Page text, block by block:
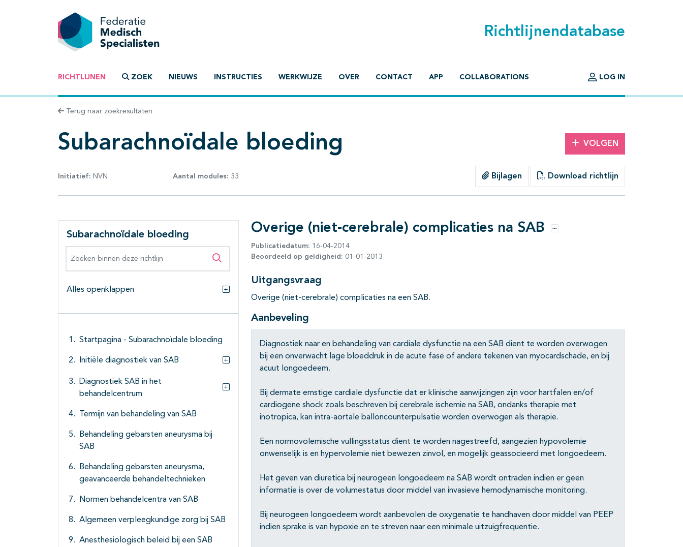
Richtlijnendatabase
RICHTLIJNEN ZOEK NIEUWS INSTRUCTIES WERKWIJZE OVER CONTACT APP COLLABORATIONS LOG IN
Terug naar zoekresultaten
Subarachnoïdale bloeding VOLGEN
Initiatief: NVN Aantal modules: 33 Bijlagen Download richtlijn
Subarachnoïdale bloeding
Zoeken binnen deze richtlijn
Alles openklappen
Alles openklappen
Startpagina - Subarachnoïdale bloeding
Initiële diagnostiek van SAB
Subpagina's open- en dichtklappen
Diagnostiek SAB in het
behandelcentrum
Subpagina's open- en dichtklappen
Termijn van behandeling van SAB
Behandeling gebarsten aneurysma bij
SAB
Behandeling gebarsten aneurysma,
geavanceerde behandeltechnieken
Normen behandelcentra van SAB
Algemeen verpleegkundige zorg bij SAB
Anesthesiologisch beleid bij een SAB
Overige (niet-cerebrale) complicaties na SAB Opties
Publicatiedatum: 16-04-2014
Beoordeeld op geldigheid: 01-01-2013
Uitgangsvraag
Overige (niet-cerebrale) complicaties na een SAB.
Aanbeveling
Diagnostiek naar en behandeling van cardiale dysfunctie na een SAB dient te worden overwogen
bij een onverwacht lage bloeddruk in de acute fase of andere tekenen van myocardschade, en bij
acuut longoedeem.
Bij dermate ernstige cardiale dysfunctie dat er klinische aanwijzingen zijn voor hartfalen en/of
cardiogene shock zoals beschreven bij cerebrale ischemie na SAB, ondanks therapie met
inotropica, kan intra-aortale balloncounterpulsatie worden overwogen als therapie.
Een normovolemische vullingsstatus dient te worden nagestreefd, aangezien hypovolemie
onwenselijk is en hypervolemie niet bewezen zinvol, en mogelijk geassocieerd met longoedeem.
Het geven van diuretica bij neurogeen longoedeem na SAB wordt ontraden indien er geen
informatie is over de volumestatus door middel van invasieve hemodynamische monitoring.
Bij neurogeen longoedeem wordt aanbevolen de oxygenatie te handhaven door middel van PEEP
indien sprake is van hypoxie en te streven naar een minimale uitzuigfrequentie.